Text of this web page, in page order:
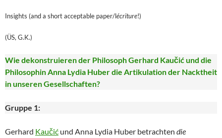
Insights (and a short acceptable paper/lécriture!)
(ÜS, G.K.)
Wie dekonstruieren der Philosoph Gerhard Kaučić und die
Philosophin Anna Lydia Huber die Artikulation der Nacktheit
in unseren Gesellschaften?
Gruppe 1:
Gerhard Kaučić und Anna Lydia Huber betrachten die